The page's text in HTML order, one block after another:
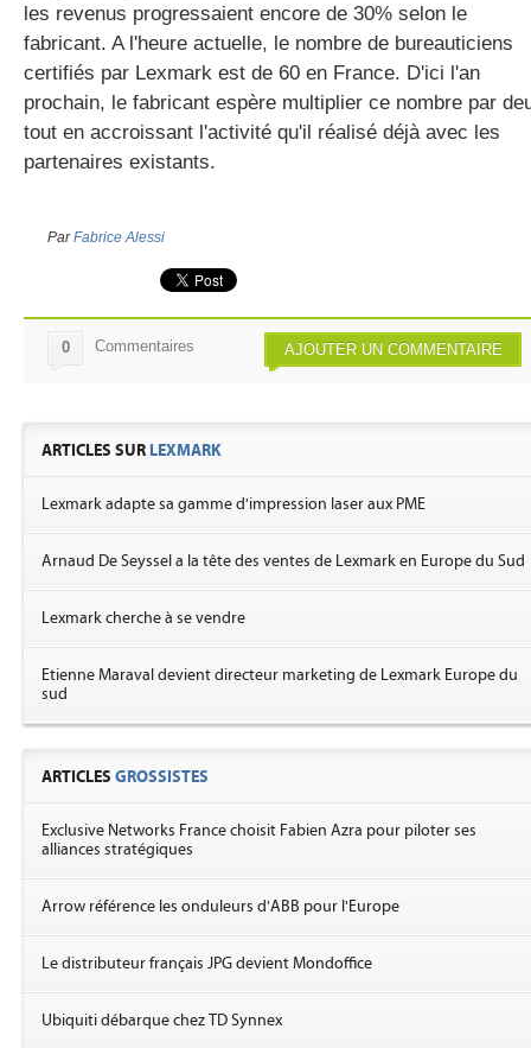
les revenus progressaient encore de 30% selon le
fabricant. A l'heure actuelle, le nombre de bureauticiens
certifiés par Lexmark est de 60 en France. D'ici l'an
prochain, le fabricant espère multiplier ce nombre par
tout en accroissant l'activité qu'il réalisé déjà avec les
partenaires existants.
ParFabrice Alessi
AJOUTER UN COMMENTAIRE
0 Commentaires
ARTICLES SUR LEXMARK
Lexmark adapte sa gamme d'impression laser aux PME
Arnaud De Seyssel a la tête des ventes de Lexmark en Europe du Sud
Lexmark cherche à se vendre
Etienne Maraval devient directeur marketing de Lexmark Europe du
sud
ARTICLES GROSSISTES
Exclusive Networks France choisit Fabien Azra pour piloter ses
alliances stratégiques
Arrow référence les onduleurs d'ABB pour l'Europe
Le distributeur français JPG devient Mondoffice
Ubiquiti débarque chez TD Synnex